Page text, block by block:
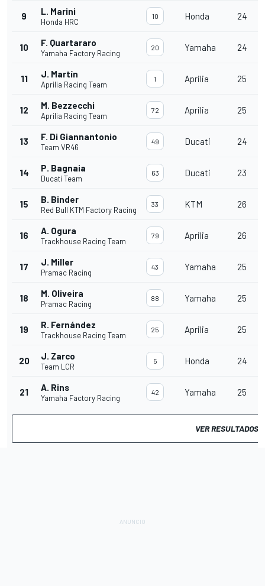
9 L. Marini
Honda HRC
10 Honda 24
10 F. Quartararo
Yamaha Factory Racing
20 Yamaha 24
11 J. Martín
Aprilia Racing Team
1 Aprilia 25
12 M. Bezzecchi
Aprilia Racing Team
72 Aprilia 25
13 F. Di Giannantonio
Team VR46
49 Ducati 24
14 P. Bagnaia
Ducati Team
63 Ducati 23
15 B. Binder
Red Bull KTM Factory Racing
33 KTM 26
16 A. Ogura
Trackhouse Racing Team
79 Aprilia 26
17 J. Miller
Pramac Racing
43 Yamaha 25
18 M. Oliveira
Pramac Racing
88 Yamaha 25
19 R. Fernández
Trackhouse Racing Team
25 Aprilia 25
20 J. Zarco
Team LCR
5 Honda 24
21 A. Rins
Yamaha Factory Racing
42 Yamaha 25
VER RESULTADOS